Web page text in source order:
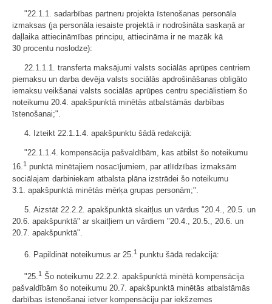
"22.1.1. sadarbības partneru projekta īstenošanas personāla
izmaksas (ja personāla iesaiste projektā ir nodrošināta saskaņā ar
daļlaika attiecināmības principu, attiecināma ir ne mazāk kā
30 procentu noslodze):
22.1.1.1. transferta maksājumi valsts sociālās aprūpes centriem
piemaksu un darba devēja valsts sociālās apdrošināšanas obligāto
iemaksu veikšanai valsts sociālās aprūpes centru speciālistiem šo
noteikumu 20.4. apakšpunktā minētās atbalstāmās darbības
īstenošanai;".
4. Izteikt 22.1.1.4. apakšpunktu šādā redakcijā:
"22.1.1.4. kompensācija pašvaldībām, kas atbilst šo noteikumu
16.1 punktā minētajiem nosacījumiem, par atlīdzības izmaksām
sociālajam darbiniekam atbalsta plāna izstrādei šo noteikumu
3.1. apakšpunktā minētās mērķa grupas personām;".
5. Aizstāt 22.2.2. apakšpunktā skaitļus un vārdus "20.4., 20.5. un
20.6. apakšpunktā" ar skaitļiem un vārdiem "20.4., 20.5., 20.6. un
20.7. apakšpunktā".
6. Papildināt noteikumus ar 25. 1 punktu šādā redakcijā:
"25.1 Šo noteikumu 22.2.2. apakšpunktā minētā kompensācija
pašvaldībām šo noteikumu 20.7. apakšpunktā minētās atbalstāmās
darbības īstenošanai ietver kompensāciju par iekšzemes